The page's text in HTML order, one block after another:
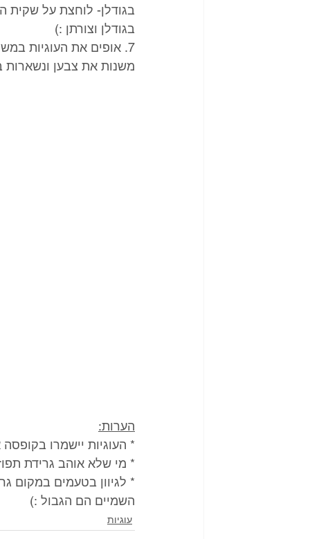
בגודלן וצורתן :)
משנות את צבען ונשארות
הערות:
* העוגיות יישמרו
* מי שלא אוהב גרידת
השמיים הם הגבול :)
עוגיות